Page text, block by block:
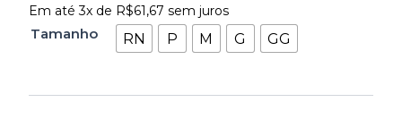
Em até 3x de R$61,67 sem juros
Tamanho RN P M G GG
Futebol
Tricolor